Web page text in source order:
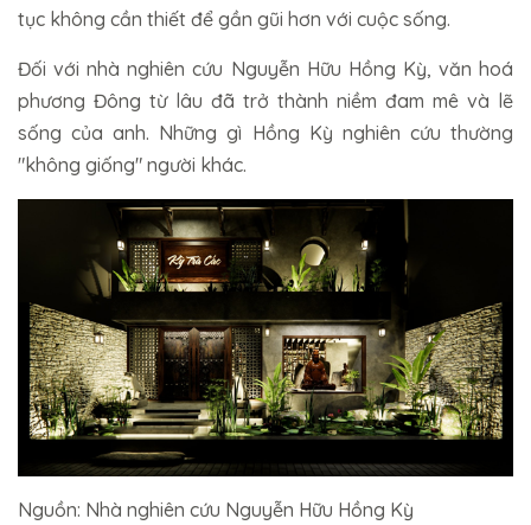
tục không cần thiết để gần gũi hơn với cuộc sống.
Đối với nhà nghiên cứu Nguyễn Hữu Hồng Kỳ, văn hoá
phương Đông từ lâu đã trở thành niềm đam mê và lẽ
sống của anh. Những gì Hồng Kỳ nghiên cứu thường
"không giống" người khác.
Nguồn: Nhà nghiên cứu Nguyễn Hữu Hồng Kỳ